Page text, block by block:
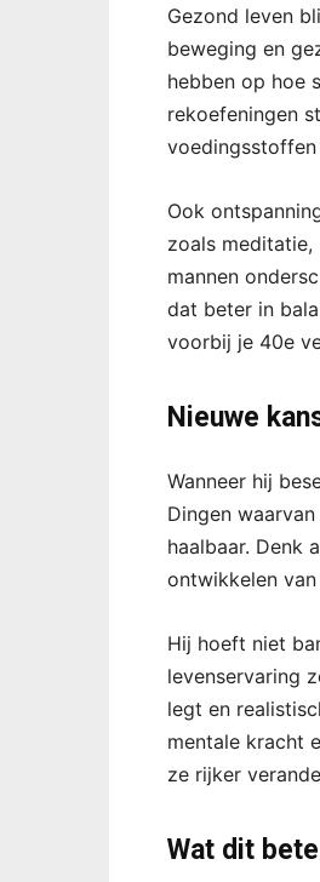
Gezond leven
beweging en
hebben op hoe
rekoefeningen
voedingsstoffen
Ook
zoals meditatie,
mannen
dat beter in
voorbij je 40e
Nieuwe
Wanneer hij
Dingen
haalbaar. Denk
ontwikkelen
Hij hoeft niet
levenservaring
legt en
mentale kracht
ze rijker
Wat dit